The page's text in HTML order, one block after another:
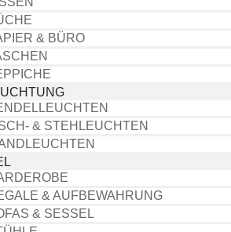
& BÜRO
& STEHLEUCHTEN
& AUFBEWAHRUNG
& SESSEL